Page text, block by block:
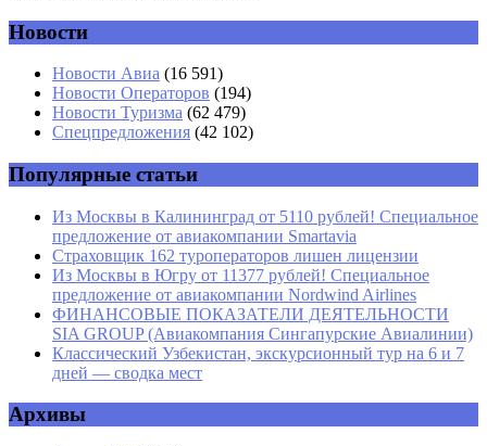
Имя *
Email*
Новости
Новости Авиа (16 591)
Новости Операторов (194)
Новости Туризма (62 479)
Спецпредложения (42 102)
Популярные статьи
Из Москвы в Калининград от 5110 рублей! Специальное
предложение от авиакомпании Smartavia
Страховщик 162 туроператоров лишен лицензии
Из Москвы в Югру от 11377 рублей! Специальное
предложение от авиакомпании Nordwind Airlines
ФИНАНСОВЫЕ ПОКАЗАТЕЛИ ДЕЯТЕЛЬНОСТИ
SIA GROUP (Авиакомпания Сингапурские Авиалинии)
Классический Узбекистан, экскурсионный тур на 6 и 7
дней — сводка мест
Архивы